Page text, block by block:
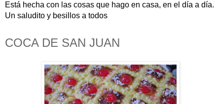
Está hecha con las cosas que hago en casa, en el día a día.
Un saludito y besillos a todos
COCA DE SAN JUAN